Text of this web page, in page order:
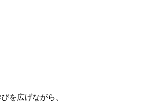
を広げながら、